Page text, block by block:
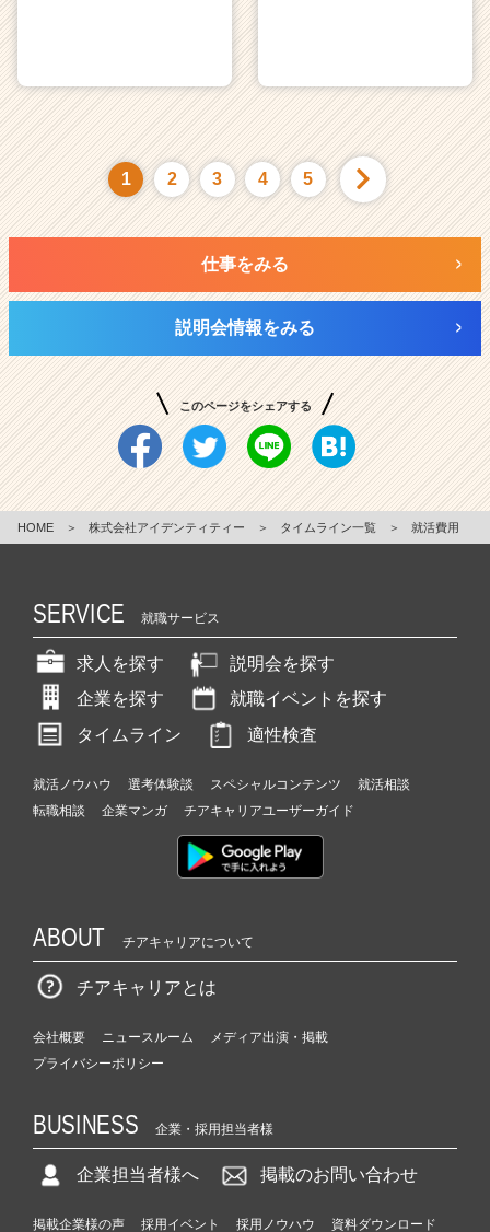
1 2 3 4 5
仕事をみる
説明会情報をみる
このページをシェアする
HOME ＞ 株式会社アイデンティティー ＞ タイムライン一覧 ＞ 就活費用
SERVICE 就職サービス
求人を探す
説明会を探す
企業を探す
就職イベントを探す
タイムライン
適性検査
就活ノウハウ 選考体験談 スペシャルコンテンツ
就活相談
転職相談
企業マンガ チアキャリアユーザーガイド
ABOUT チアキャリアについて
チアキャリアとは
会社概要 ニュースルーム
メディア出演・掲載
プライバシーポリシー
BUSINESS 企業・採用担当者様
企業担当者様へ 掲載のお問い合わせ
掲載企業様の声 採用イベント 採用ノウハウ 資料ダウンロード